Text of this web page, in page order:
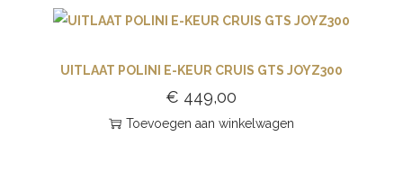
UITLAAT POLINI E-KEUR CRUIS GTS JOYZ300
€ 449,00
Toevoegen aan winkelwagen